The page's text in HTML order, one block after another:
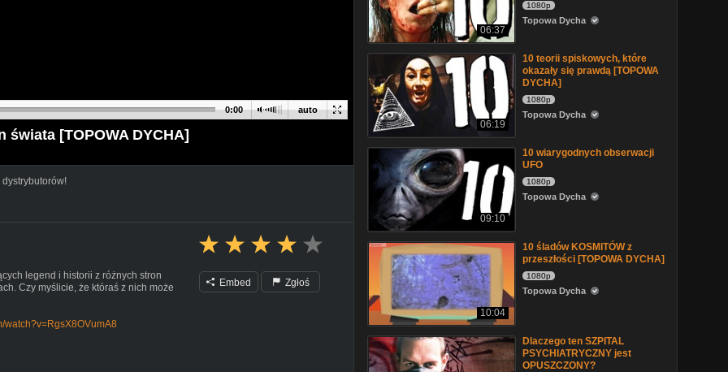
auto
0:00
świata [TOPOWA DYCHA]
legend i historii z różnych stron
Czy myślicie, że któraś z nich może
watch?v=RgsX8OVumA8
Embed Zgłoś
06:37
1080p
Topowa Dycha
06:19
10 teorii spiskowych, które
okazały się prawdą [TOPOWA
DYCHA]
1080p
Topowa Dycha
09:10
10 wiarygodnych obserwacji
UFO
1080p
Topowa Dycha
10:04
10 śladów KOSMITÓW z
przeszłości [TOPOWA DYCHA]
1080p
Topowa Dycha
Dlaczego ten SZPITAL
PSYCHIATRYCZNY jest
OPUSZCZONY?